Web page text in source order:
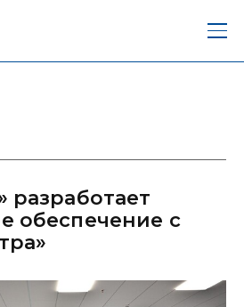
разработает
обеспечение с